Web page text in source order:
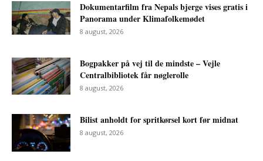
Dokumentarfilm fra Nepals bjerge vises gratis i
Panorama under Klimafolkemødet
8 august, 2026
Bogpakker på vej til de mindste – Vejle
Centralbibliotek får nøglerolle
8 august, 2026
Bilist anholdt for spritkørsel kort før midnat
8 august, 2026